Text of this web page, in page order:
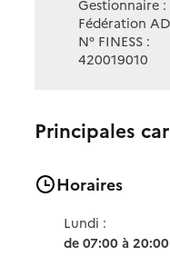
Gestionnaire :
Fédération
N° FINESS :
420019010
Principales
Horaires
Lundi :
de 07:00 à 20:00